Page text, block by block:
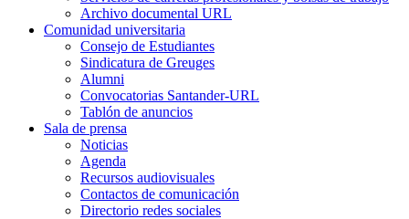
Archivo documental URL
Comunidad universitaria
Consejo de Estudiantes
Sindicatura de Greuges
Alumni
Convocatorias Santander-URL
Tablón de anuncios
Sala de prensa
Noticias
Agenda
Recursos audiovisuales
Contactos de comunicación
Directorio redes sociales